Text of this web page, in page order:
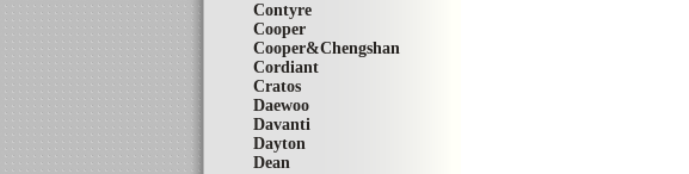
Contyre
Cooper
Cooper&Chengshan
Cordiant
Cratos
Daewoo
Davanti
Dayton
Dean